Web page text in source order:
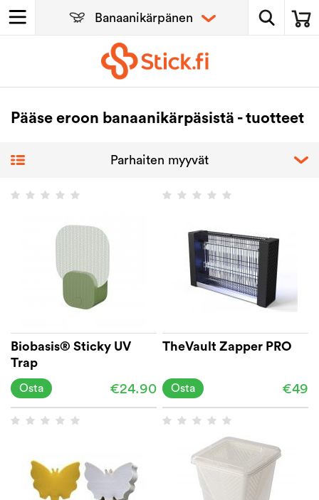
Pääse eroon banaanikärpäsistä - tuotteet
Biobasis® Sticky UV
Trap
€24.90
Osta
TheVault Zapper PRO
€49
Osta